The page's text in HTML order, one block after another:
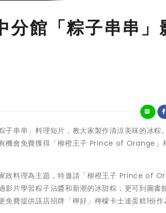
分館「粽子串串」
串串」料理短片，教大家製作清涼美味的冰粽
機會免費獲得「柳橙王子 Prince of Orange」
政料理為主題，特邀請「柳橙王子 Prince of
片學習粽子沾醬和新潮的冰甜粽，更可到圖書
費提供該店招牌「檸好」檸檬卡士達蛋糕1份作